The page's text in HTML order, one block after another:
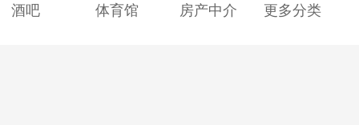
酒吧
体育馆 房产中介 更多分类